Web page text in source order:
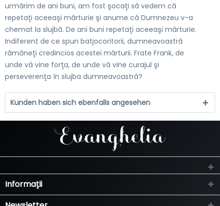
urmărim de ani buni, am fost şocaţi să vedem că
repetaţi aceeaşi mărturie şi anume că Dumnezeu v-a
chemat la slujbă. De ani buni repetaţi aceeaşi mărturie.
Indiferent de ce spun batjocoritorii, dumneavoastră
rămâneţi credincios acestei mărturii. Frate Frank, de
unde vă vine forţa, de unde vă vine curajul şi
perseverenţa în slujba dumneavoastră?
Kunden haben sich ebenfalls angesehen
Informații